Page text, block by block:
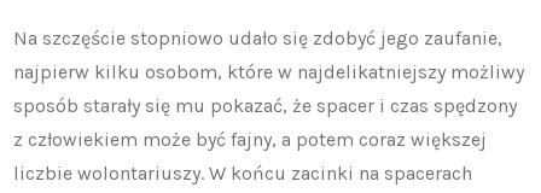
Na szczęście stopniowo udało się zdobyć jego zaufanie,
najpierw kilku osobom, które w najdelikatniejszy możliwy
sposób starały się mu pokazać, że spacer i czas spędzony
z człowiekiem może być fajny, a potem coraz większej
liczbie wolontariuszy. W końcu zacinki na spacerach